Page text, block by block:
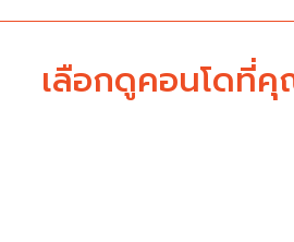
เลือกดูคอนโดที่คุ